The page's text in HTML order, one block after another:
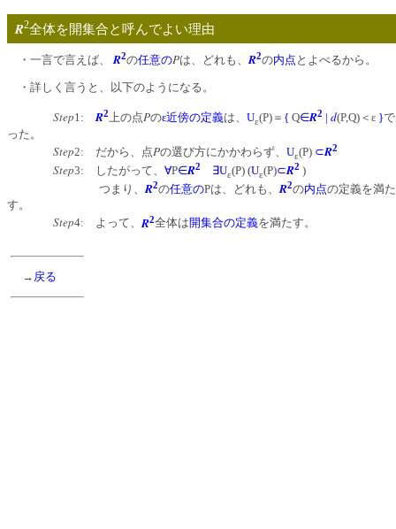
R2全体を開集合と呼んでよい理
・一言で言えば、 R2の任意のPは、どれも、 R2の内点 とよべるから。
・詳しく言うと、以下のようになる。
Step1:R2上の点Pのε近傍の定義は、 Uε(P)＝ { Q∈R2 | d(P,Q)＜ε }
った。
Step2: だから、点Pの選び方にかかわらず、 Uε(P) ⊂R2
Step3: したがって、 ∀P∈R2 ∃Uε(P) (Uε(P)⊂R2 )
つまり、R2の任意のPは、どれも、R2の内点の定義を満た
す。
Step4: よって、 R2全体は開集合の定義を満たす。
→ 戻る